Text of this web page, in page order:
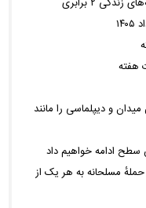
و دیپلماسی را مانند
سطح ادامه خواهیم داد
مسلحانه به هر یک از